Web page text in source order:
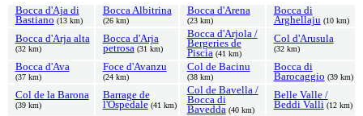
Bocca d'Aja di
Bastiano (13 km)
Bocca Albitrina
(26 km)
Bocca d'Arena
(23 km)
Bocca di
Arghellaju (10 km)
Bocca d'Arja alta
(32 km)
Bocca d'Arja
petrosa (31 km)
Bocca d'Arjola /
Bergeries de
Piscia (41 km)
Col d'Arusula
(32 km)
Bocca d'Ava
(37 km)
Foce d'Avanzu
(24 km)
Col de Bacinu
(38 km)
Bocca di
Barocaggio (39 km)
Col de la Barona
(39 km)
Barrage de
l'Ospedale (41 km)
Col de Bavella /
Bocca di
Bavedda (40 km)
Belle Valle /
Beddi Valli (12 km)